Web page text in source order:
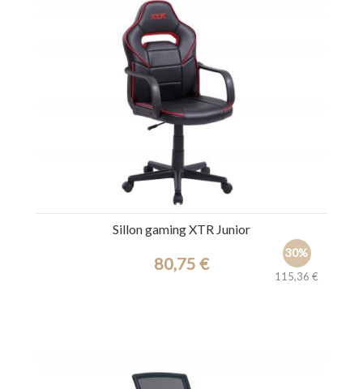
Sillon gaming XTR Junior
30%
115,36 €
80,75 €